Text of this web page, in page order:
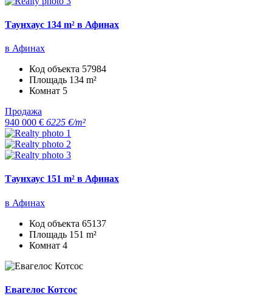
Таунхаус 134 m² в Афинах
в Афинах
Код объекта 57984
Площадь 134 m²
Комнат 5
Продажа
940 000 € 6225 €/m²
Таунхаус 151 m² в Афинах
в Афинах
Код объекта 65137
Площадь 151 m²
Комнат 4
Евагелос Котсос